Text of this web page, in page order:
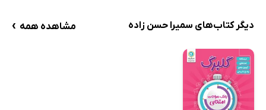
دیگر کتاب‌های سمیرا حسن زاده مشاهده همه ›